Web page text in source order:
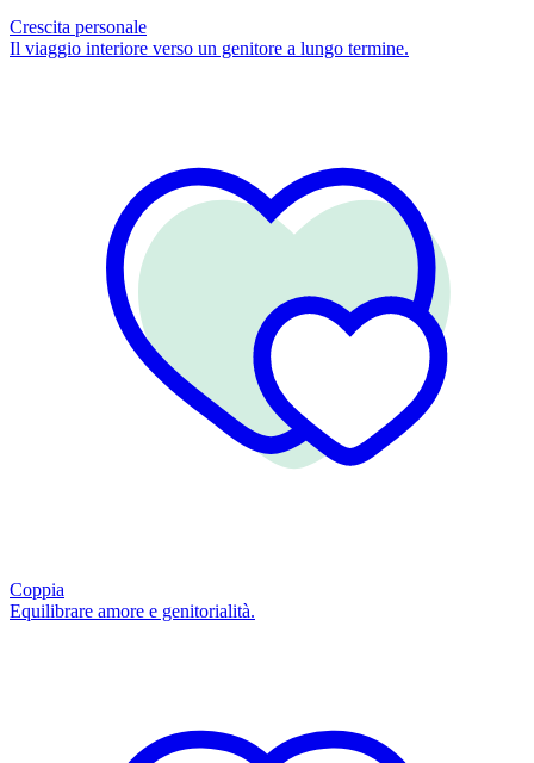
Crescita personale
Il viaggio interiore verso un genitore a lungo termine.
Coppia
Equilibrare amore e genitorialità.